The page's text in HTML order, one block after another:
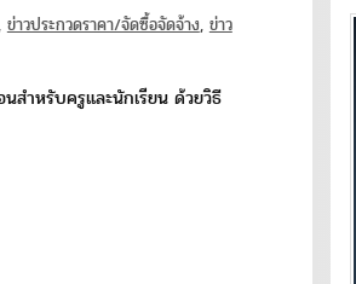
ข่าวประกวดราคา/จัดซื้อจัดจ้าง, ข่าว
สำหรับครูและนักเรียน ด้วยวิธี